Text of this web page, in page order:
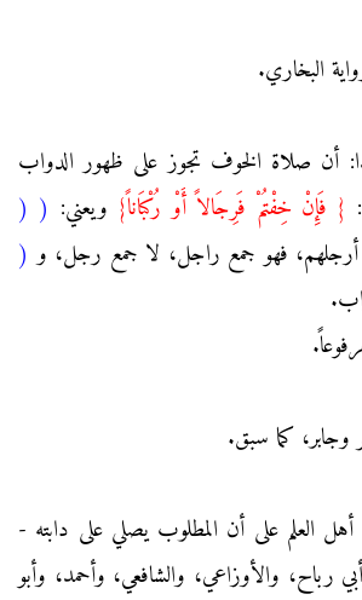
البخاري.
أن صلاة الخوف تجوز على ظهور الدواب
{ فَإِنْ خِفْتُمْ فَرِجَالاً أَوْ رُكْبَاناً} ويعني: (
(
أرجلهم، فهو جمع راجل، لا جمع رجل، و (
كما سبق.
أهل العلم على أن المطلوب يصلي على دابته -
والأوزاعي، والشافعي، وأحمد، وأبو